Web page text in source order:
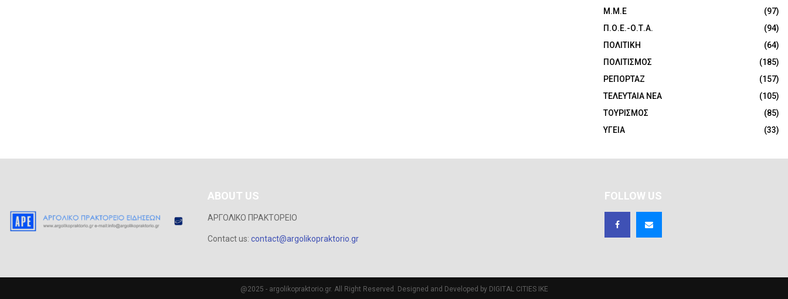
Μ.Μ.Ε
(97)
Π.Ο.Ε.-Ο.Τ.Α.
(94)
ΠΟΛΙΤΙΚΗ
(64)
ΠΟΛΙΤΙΣΜΟΣ
(185)
ΡΕΠΟΡΤΑΖ
(157)
ΤΕΛΕΥΤΑΙΑ ΝΕΑ
(105)
ΤΟΥΡΙΣΜΟΣ
(85)
ΥΓΕΙΑ
(33)
ABOUT US
ΑΡΓΟΛΙΚΟ ΠΡΑΚΤΟΡΕΙΟ
Contact us: contact@argolikopraktorio.gr
FOLLOW US
@2025 - argolikopraktorio.gr. All Right Reserved. Designed and Developed by DIGITAL CITIES IKE